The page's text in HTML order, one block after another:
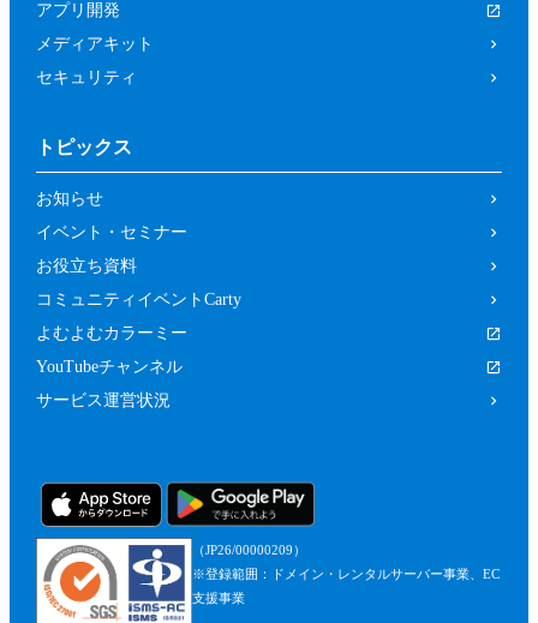
アプリ開発
メディアキット
セキュリティ
トピックス
お知らせ
イベント・セミナー
お役立ち資料
コミュニティイベントCarty
よむよむカラーミー
YouTubeチャンネル
サービス運営状況
（JP26/00000209）
※登録範囲：ドメイン・レンタルサーバー事業、EC
支援事業